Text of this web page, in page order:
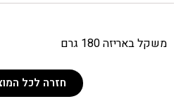
משקל באריזה 180 גרם
חזרה לכל